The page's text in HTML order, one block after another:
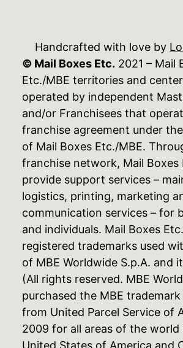
Handcrafted with love by
© Mail Boxes Etc. 2021 – Mail
Etc./MBE territories and
operated by independent
and/or Franchisees that
franchise agreement under
of Mail Boxes Etc./MBE.
franchise network, Mail Boxes
provide support services –
logistics, printing, marketing
communication services – for
and individuals. Mail Boxes
registered trademarks used
of MBE Worldwide S.p.A. and
(All rights reserved. MBE
purchased the MBE
from United Parcel Service of
2009 for all areas of the